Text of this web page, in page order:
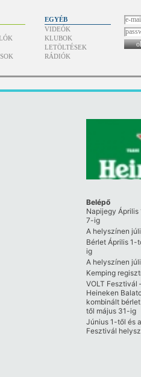
EGYÉB
VIDEÓK
KLUBOK
LETÖLTÉSEK
RÁDIÓK
Belépő
Napijegy Április 1-től július
7-ig
A helyszínen
Bérlet Április 1-től július 7-
ig
A helyszínen
Kemping
VOLT Fesztivál
Heineken
kombinált bérlet Április 1-
től május 31-ig
Június 1-től és
Fesztivál